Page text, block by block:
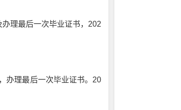
理最后一次毕业证书，202
办理最后一次毕业证书。20